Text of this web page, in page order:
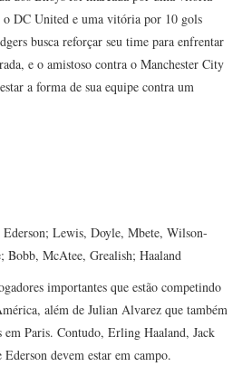
o DC United e uma vitória por 10 gols
busca reforçar seu time para enfrentar
e o amistoso contra o Manchester City
a forma de sua equipe contra um
Lewis, Doyle, Mbete, Wilson-
Bobb, McAtee, Grealish; Haaland
importantes que estão competindo
além de Julian Alvarez que também
em Paris. Contudo, Erling Haaland, Jack
devem estar em campo.